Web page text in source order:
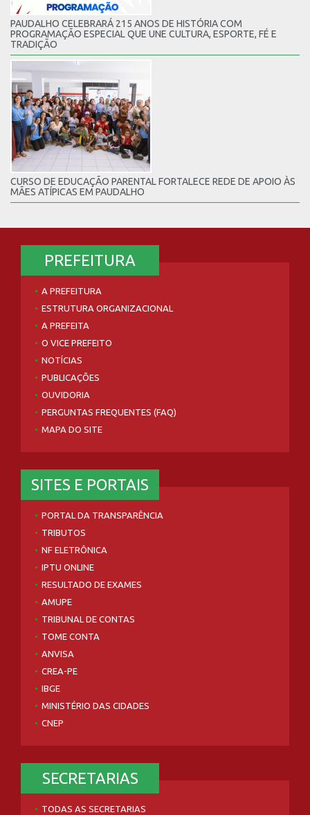
PAUDALHO CELEBRARÁ 215 ANOS DE HISTÓRIA COM
PROGRAMAÇÃO ESPECIAL QUE UNE CULTURA, ESPORTE, FÉ E
TRADIÇÃO
CURSO DE EDUCAÇÃO PARENTAL FORTALECE REDE DE APOIO ÀS
MÃES ATÍPICAS EM PAUDALHO
PREFEITURA
A PREFEITURA
ESTRUTURA ORGANIZACIONAL
A PREFEITA
O VICE PREFEITO
NOTÍCIAS
PUBLICAÇÕES
OUVIDORIA
PERGUNTAS FREQUENTES (FAQ)
MAPA DO SITE
SITES E PORTAIS
PORTAL DA TRANSPARÊNCIA
TRIBUTOS
NF ELETRÔNICA
IPTU ONLINE
RESULTADO DE EXAMES
AMUPE
TRIBUNAL DE CONTAS
TOME CONTA
ANVISA
CREA-PE
IBGE
MINISTÉRIO DAS CIDADES
CNEP
SECRETARIAS
TODAS AS SECRETARIAS